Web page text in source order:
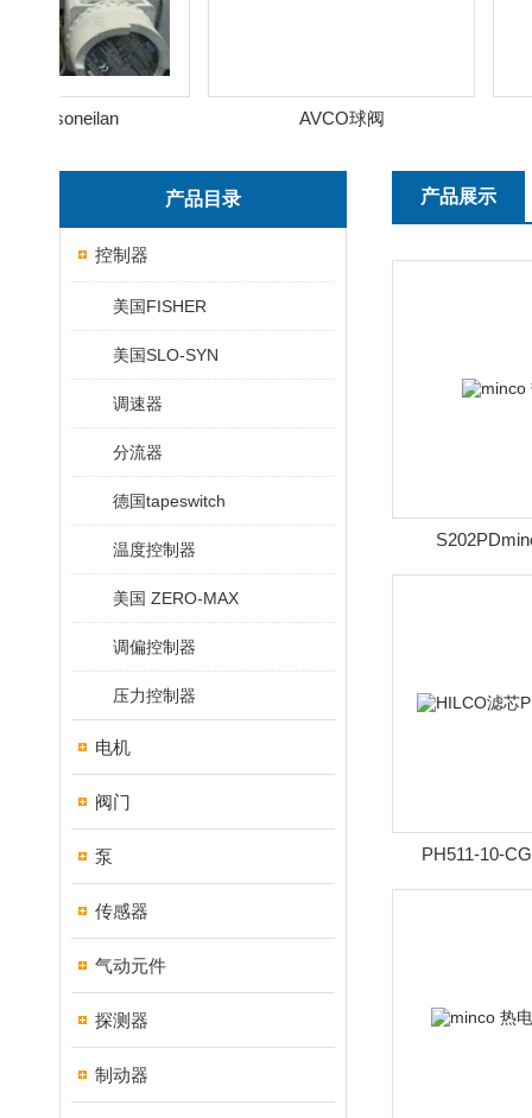
AVCO球阀
产品目录
控制器
美国FISHER
美国SLO-SYN
调速器
分流器
德国tapeswitch
温度控制器
美国 ZERO-MAX
调偏控制器
压力控制器
电机
阀门
泵
传感器
气动元件
探测器
制动器
产品展示
PH511-10-
PH511-